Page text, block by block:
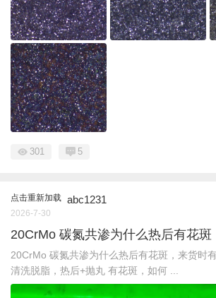
301 5
点击重新加载 abc1231
2026-7-30
20CrMo 碳氮共渗为什么热后有花斑
20CrMo 碳氮共渗为什么热后有花斑，来货时
清洗脱脂，热后+抛丸 有花斑，如何 ...